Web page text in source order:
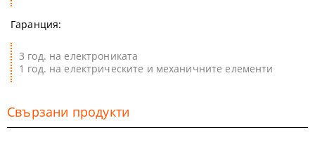
Гаранция:
3 год. на електрониката
1 год. на електрическите и механичните елементи
Свързани продукти